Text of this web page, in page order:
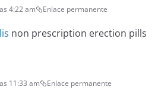
4:22 am Enlace permanente
non prescription erection pills
11:33 am Enlace permanente